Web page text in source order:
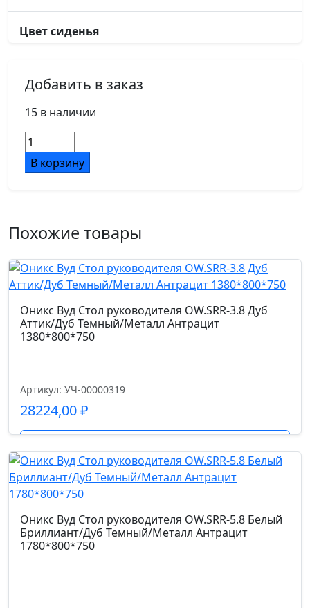
Цвет сиденья
Основание кресла
пятилучье, d680, алюминий
Подлокотники
обтянутые кожей в цвет кресла
d65/PU
Механизм
синхромеханизм
Газпатрон мм.
60
Страна производства
Китай
250.0
Код цвета
натуральная кожа (3A-ND9719)/экокожа
Добавить в заказ
15 в наличии
Количество
товара
Ялта
1.10
R
(R)
white
Снежная
Патина/
Стекло
В корзину
Похожие товары
Оникс Вуд Стол руководителя OW.SRR-3.8 Дуб
Аттик/Дуб Темный/Металл Антрацит
1380*800*750
Артикул: УЧ-00000319
28224,00₽
Оникс Вуд Стол руководителя OW.SRR-5.8 Белый
Бриллиант/Дуб Темный/Металл Антрацит
1780*800*750